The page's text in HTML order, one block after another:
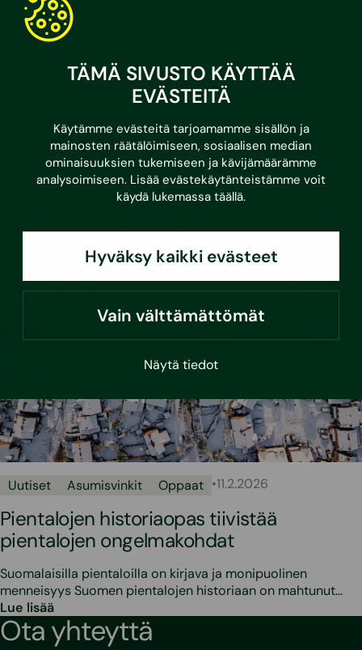
TÄMÄ SIVUSTO KÄYTTÄÄ
EVÄSTEITÄ
Käytämme evästeitä tarjoamamme sisällön ja
mainosten räätälöimiseen, sosiaalisen median
ominaisuuksien tukemiseen ja kävijämäärämme
analysoimiseen. Lisää evästekäytänteistämme voit
käydä lukemassa täällä.
Hyväksy kaikki evästeet
Vain välttämättömät
Näytä tiedot
Asumisvinkit
Kunnossapitotarveselvitys ja usein
kysytyt kysymykset
Mikä on kunnossapitotarveselvitys?
rakennusten ja kiinteistöjen kunnossapito- ja
korjaustoimenpiteistä,…
Lue lisää
Uutiset Asumisvinkit Oppaat •11.2.2026
Pientalojen historiaopas tiivistää
pientalojen ongelmakohdat
Suomalaisilla pientaloilla on kirjava ja monipuolinen
menneisyys Suomen pientalojen historiaan on mahtunut…
Lue lisää
Ota yhteyttä